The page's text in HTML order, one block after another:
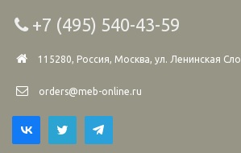
+7 (495) 540-43-59
115280, Россия, Москва, ул. Ленинская
orders@meb-online.ru